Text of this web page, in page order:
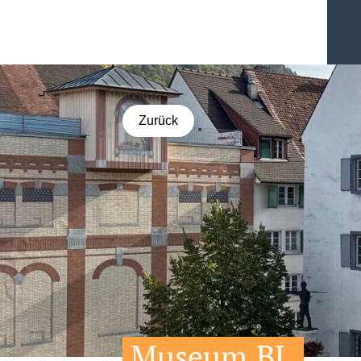
Zurück